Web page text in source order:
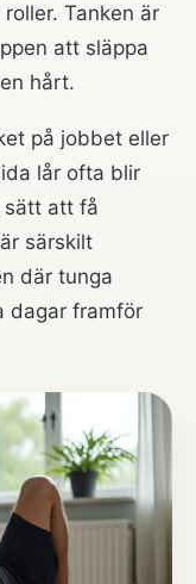
Tanken är
att släppa
hårt.
på jobbet eller
lår ofta blir
sätt att få
särskilt
där tunga
dagar framför